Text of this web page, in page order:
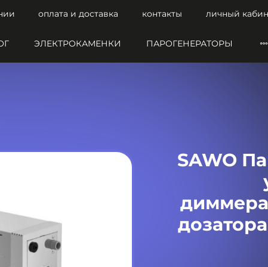
оплата и доставка контакты личный
ЭЛЕКТРОКАМЕНКИ ПАРОГЕНЕРАТОРЫ
SAWO